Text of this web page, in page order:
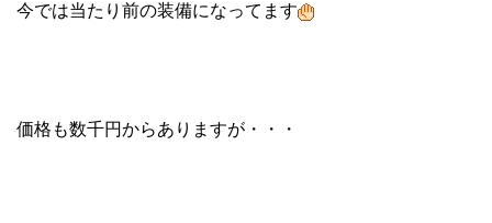
今では当たり前の装備になってます
価格も数千円からありますが・・・